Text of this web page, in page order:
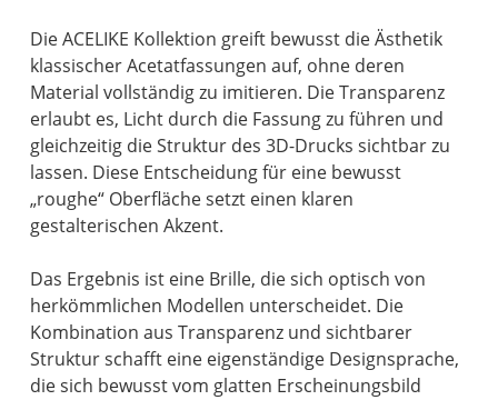
Die ACELIKE Kollektion greift bewusst die Ästhetik
klassischer Acetatfassungen auf, ohne deren
Material vollständig zu imitieren. Die Transparenz
erlaubt es, Licht durch die Fassung zu führen und
gleichzeitig die Struktur des 3D-Drucks sichtbar zu
lassen. Diese Entscheidung für eine bewusst
„roughe“ Oberfläche setzt einen klaren
gestalterischen Akzent.
Das Ergebnis ist eine Brille, die sich optisch von
herkömmlichen Modellen unterscheidet. Die
Kombination aus Transparenz und sichtbarer
Struktur schafft eine eigenständige Designsprache,
die sich bewusst vom glatten Erscheinungsbild